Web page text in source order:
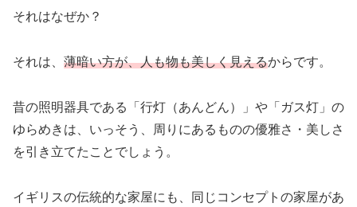
それはなぜか？
それは、 薄暗い方が、人も物も美しく見えるからです。
昔の照明器具である「行灯（あんどん）」や「ガス灯」の
ゆらめきは、いっそう、周りにあるものの優雅さ・美しさ
を引き立てたことでしょう。
イギリスの伝統的な家屋にも、同じコンセプトの家屋があ